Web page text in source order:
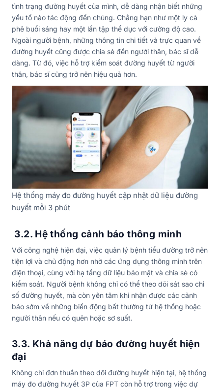
tình trạng đường huyết của mình, dễ dàng nhận biết những
yếu tố nào tác động đến chúng. Chẳng hạn như một ly cà
phê buổi sáng hay một lần tập thể dục với cường độ cao.
Ngoài người bệnh, những thông tin chi tiết và trực quan về
đường huyết cũng được chia sẻ đến người thân, bác sĩ dễ
dàng. Từ đó, việc hỗ trợ kiểm soát đường huyết từ người
thân, bác sĩ cũng trở nên hiệu quả hơn.
Hệ thống máy đo đường huyết cập nhật dữ liệu đường
huyết mỗi 3 phút
3.2. Hệ thống cảnh báo thông minh
Với công nghệ hiện đại, việc quản lý bệnh tiểu đường trở nên
tiện lợi và chủ động hơn nhờ các ứng dụng thông minh trên
điện thoại, cùng với hạ tầng dữ liệu bảo mật và chia sẻ có
kiểm soát. Người bệnh không chỉ có thể theo dõi sát sao chỉ
số đường huyết, mà còn yên tâm khi nhận được các cảnh
báo sớm về những biến động bất thường từ hệ thống hoặc
người thân nếu có quên hoặc sơ suất.
3.3. Khả năng dự báo đường huyết hiện
đại
Không chỉ đơn thuần theo dõi đường huyết hiện tại, hệ thống
máy đo đường huyết 3P của FPT còn hỗ trợ trong việc dự